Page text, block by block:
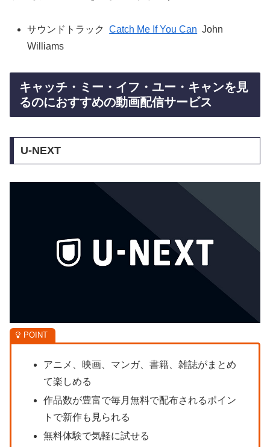
サウンドトラック Catch Me If You Can John
Williams
キャッチ・ミー・イフ・ユー・キャンを見
るのにおすすめの動画配信サービス
U-NEXT
アニメ、映画、マンガ、書籍、雑誌がまとめ
て楽しめる
作品数が豊富で毎月無料で配布されるポイン
トで新作も見られる
無料体験で気軽に試せる